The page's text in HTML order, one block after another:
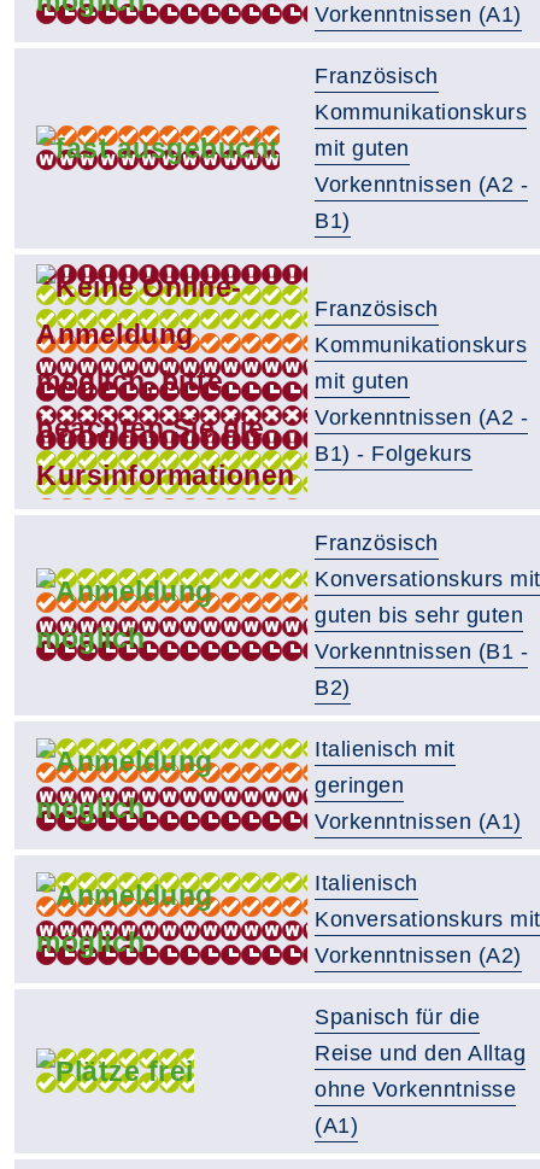
Vorkenntnissen (A1)
Französisch
Kommunikationskurs
mit guten
Vorkenntnissen (A2 -
B1)
Französisch
Kommunikationskurs
mit guten
Vorkenntnissen (A2 -
B1) - Folgekurs
Französisch
Konversationskurs mit
guten bis sehr guten
Vorkenntnissen (B1 -
B2)
Italienisch mit
geringen
Vorkenntnissen (A1)
Italienisch
Konversationskurs mit
Vorkenntnissen (A2)
Spanisch für die
Reise und den Alltag
ohne Vorkenntnisse
(A1)